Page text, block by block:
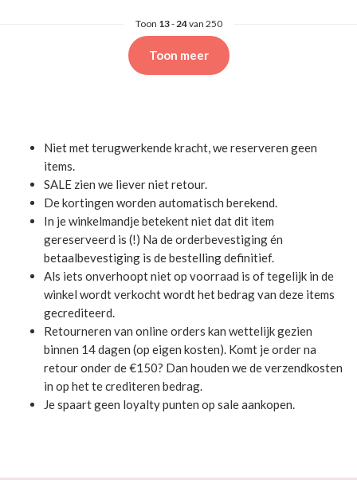
Toon 13-24van 250
Toon meer
Niet met terugwerkende kracht, we reserveren geen
items.
SALE zien we liever niet retour.
De kortingen worden automatisch berekend.
In je winkelmandje betekent niet dat dit item
gereserveerd is (!) Na de orderbevestiging én
betaalbevestiging is de bestelling definitief.
Als iets onverhoopt niet op voorraad is of tegelijk in de
winkel wordt verkocht wordt het bedrag van deze items
gecrediteerd.
Retourneren van online orders kan wettelijk gezien
binnen 14 dagen (op eigen kosten). Komt je order na
retour onder de €150? Dan houden we de verzendkosten
in op het te crediteren bedrag.
Je spaart geen loyalty punten op sale aankopen.